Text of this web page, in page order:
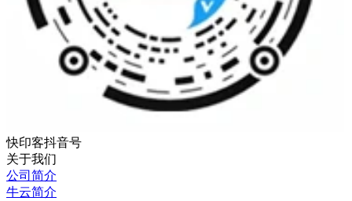
快印客抖音号
关于我们
公司简介
牛云简介